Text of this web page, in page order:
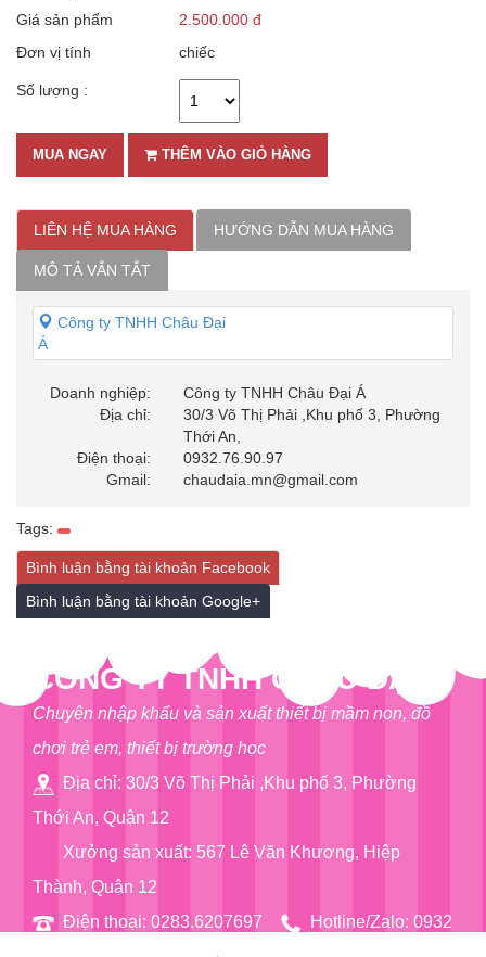
Giá sản phẩm
2.500.000 đ
Đơn vị tính
chiếc
Số lượng :
MUA NGAY THÊM VÀO GIỎ HÀNG
LIÊN HỆ MUA HÀNG HƯỚNG DẪN MUA HÀNG
MÔ TẢ VẮN TẮT
Công ty TNHH Châu Đại
Á
Doanh nghiệp:
Công ty TNHH Châu Đại Á
Địa chỉ:
30/3 Võ Thị Phải ,Khu phố 3, Phường
Thới An,
Điện thoại:
0932.76.90.97
Gmail:
chaudaia.mn@gmail.com
Tags:
Bình luận bằng tài khoản Facebook
Bình luận bằng tài khoản Google+
CÔNG TY TNHH CHÂU ĐẠI Á
Chuyên nhập khẩu và sản xuất thiết bị mầm non, đồ
chơi trẻ em, thiết bị trường học
Địa chỉ: 30/3 Võ Thị Phải ,Khu phố 3, Phường
Thới An, Quận 12
Xưởng sản xuất: 567 Lê Văn Khương, Hiệp
Thành, Quận 12
Điện thoại: 0283.6207697
Hotline/Zalo: 0932